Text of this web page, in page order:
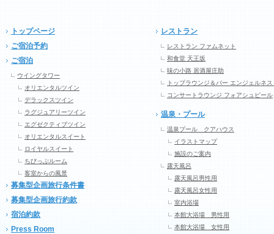
トップページ
ご宿泊予約
ご宿泊
ウイングタワー
オリエンタルツイン
デラックスツイン
ラグジュアリーツイン
エグゼクティブツイン
オリエンタルスイート
ロイヤルスイート
ちびっぷルーム
客室からの風景
募集型企画旅行条件書
募集型企画旅行約款
宿泊約款
Press Room
レストラン
レストラン ファムネット
和食堂 天王坂
味の小路 居酒屋庄助
トップラウンジ＆バー エンジェルネス
コンサートラウンジ フォアシュピール
温泉・プール
温泉プール クアハウス
イラストマップ
施設のご案内
露天風呂
露天風呂男性用
露天風呂女性用
室内浴場
本館大浴場 男性用
本館大浴場 女性用